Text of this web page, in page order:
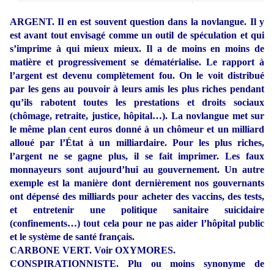
ARGENT. Il en est souvent question dans la novlangue. Il y
est avant tout envisagé comme un outil de spéculation et qui
s’imprime à qui mieux mieux. Il a de moins en moins de
matière et progressivement se dématérialise. Le rapport à
l’argent est devenu complètement fou. On le voit distribué
par les gens au pouvoir à leurs amis les plus riches pendant
qu’ils rabotent toutes les prestations et droits sociaux
(chômage, retraite, justice, hôpital…). La novlangue met sur
le même plan cent euros donné à un chômeur et un milliard
alloué par l’État à un milliardaire. Pour les plus riches,
l’argent ne se gagne plus, il se fait imprimer. Les faux
monnayeurs sont aujourd’hui au gouvernement. Un autre
exemple est la manière dont dernièrement nos gouvernants
ont dépensé des milliards pour acheter des vaccins, des tests,
et entretenir une politique sanitaire suicidaire
(confinements…) tout cela pour ne pas aider l’hôpital public
et le système de santé français.
CARBONE VERT. Voir OXYMORES.
CONSPIRATIONNISTE. Plu ou moins synonyme de